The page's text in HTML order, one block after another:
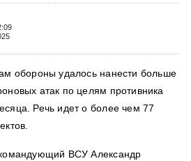
обороны удалось нанести больше
атак по целям противника
Речь идет о более чем 77
ВСУ Александр